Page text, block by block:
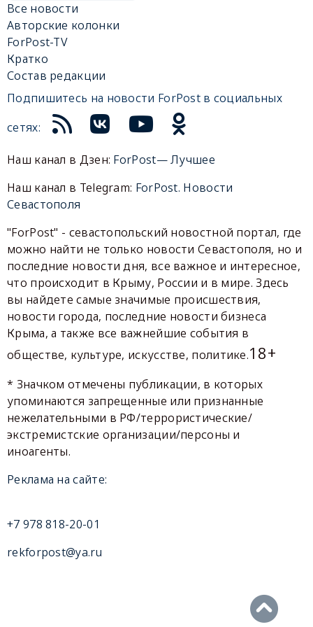
Все новости
Авторские колонки
ForPost-TV
Кратко
Состав редакции
Подпишитесь на новости ForPost в социальных
сетях:
Наш канал в Дзен: ForPost— Лучшее
Наш канал в Telegram: ForPost. Новости
Севастополя
"ForPost" - севастопольский новостной портал, где
можно найти не только новости Севастополя, но и
последние новости дня, все важное и интересное,
что происходит в Крыму, России и в мире. Здесь
вы найдете самые значимые происшествия,
новости города, последние новости бизнеса
Крыма, а также все важнейшие события в
обществе, культуре, искусстве, политике.18+
* Значком отмечены публикации, в которых
упоминаются запрещенные или признанные
нежелательными в РФ/террористические/
экстремистские организации/персоны и
иноагенты.
Реклама на сайте:
+7 978 818-20-01
rekforpost@ya.ru